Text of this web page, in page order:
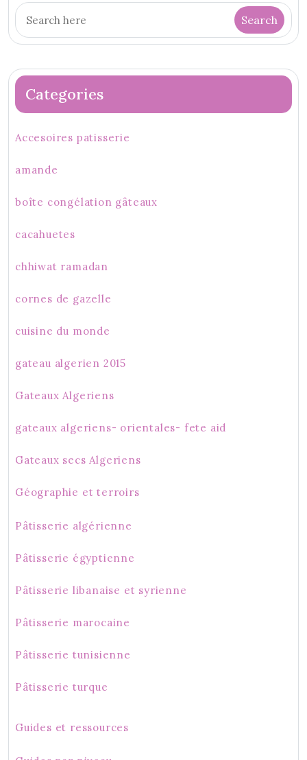
Categories
Accesoires patisserie
amande
boîte congélation gâteaux
cacahuetes
chhiwat ramadan
cornes de gazelle
cuisine du monde
gateau algerien 2015
Gateaux Algeriens
gateaux algeriens- orientales- fete aid
Gateaux secs Algeriens
Géographie et terroirs
Pâtisserie algérienne
Pâtisserie égyptienne
Pâtisserie libanaise et syrienne
Pâtisserie marocaine
Pâtisserie tunisienne
Pâtisserie turque
Guides et ressources